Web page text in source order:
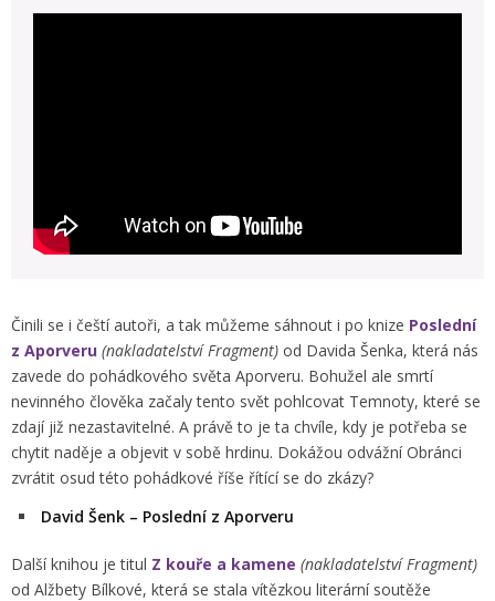
Činili se i čeští autoři, a tak můžeme sáhnout i po knize Poslední
z Aporveru (nakladatelství Fragment) od Davida Šenka, která nás
zavede do pohádkového světa Aporveru. Bohužel ale smrtí
nevinného člověka začaly tento svět pohlcovat Temnoty, které se
zdají již nezastavitelné. A právě to je ta chvíle, kdy je potřeba se
chytit naděje a objevit v sobě hrdinu. Dokážou odvážní Obránci
zvrátit osud této pohádkové říše řítící se do zkázy?
David Šenk – Poslední z Aporveru
Další knihou je titul Z kouře a kamene (nakladatelství Fragment)
od Alžbety Bílkové, která se stala vítězkou literární soutěže